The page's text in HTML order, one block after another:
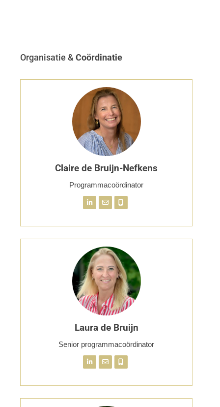
Organisatie &Coördinatie
Claire de Bruijn-Nefkens
Programmacoördinator
Laura de Bruijn
Senior programmacoördinator